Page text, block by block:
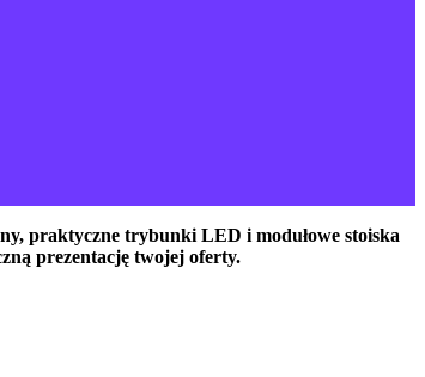
praktyczne trybunki LED i modułowe stoiska
prezentację twojej oferty.